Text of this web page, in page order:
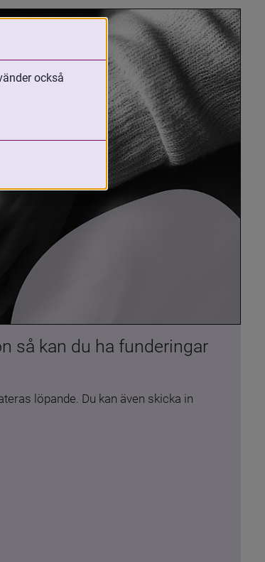
så kan du ha funderingar
löpande. Du kan även skicka in
också